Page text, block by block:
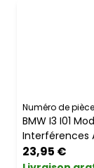
Numéro de
BMW I3 I01
Interférences
23,95 €